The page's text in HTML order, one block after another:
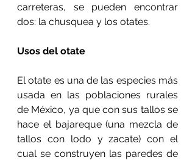
carreteras, se pueden encontrar
dos: la chusquea y los otates.
Usos del otate
El otate es una de las especies más
usada en las poblaciones rurales
de México, ya que con sus tallos se
hace el bajareque (una mezcla de
tallos con lodo y zacate) con el
cual se construyen las paredes de